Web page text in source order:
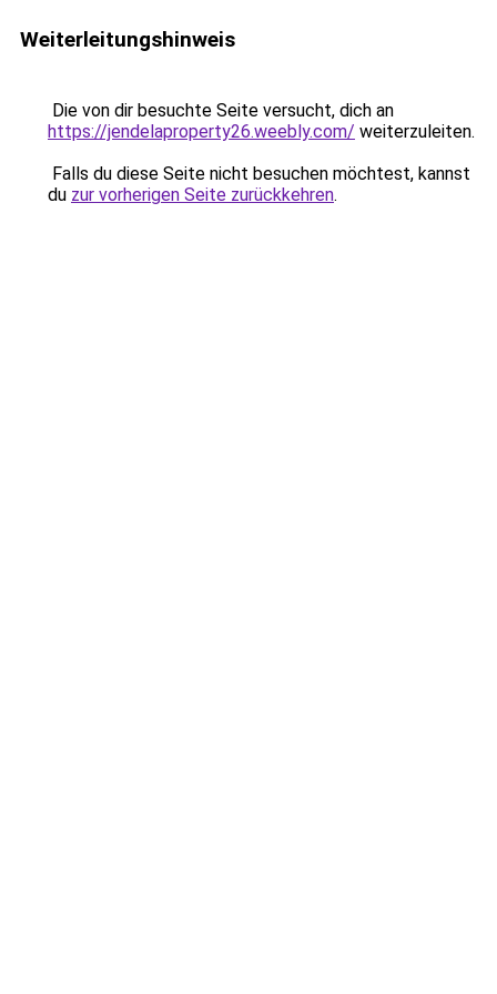
Weiterleitungshinweis
Die von dir besuchte Seite versucht, dich an
https://jendelaproperty26.weebly.com/ weiterzuleiten.
Falls du diese Seite nicht besuchen möchtest, kannst
du zur vorherigen Seite zurückkehren.